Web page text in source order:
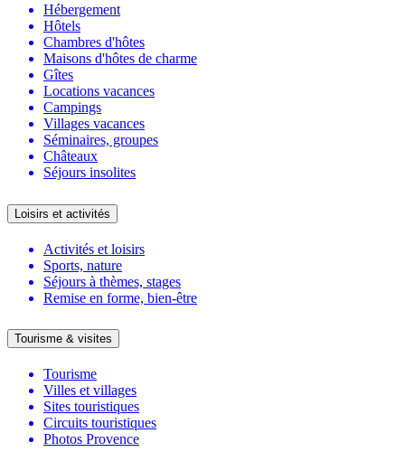
Hébergement
Hôtels
Chambres d'hôtes
Maisons d'hôtes de charme
Gîtes
Locations vacances
Campings
Villages vacances
Séminaires, groupes
Châteaux
Séjours insolites
Loisirs et activités
Activités et loisirs
Sports, nature
Séjours à thèmes, stages
Remise en forme, bien-être
Tourisme & visites
Tourisme
Villes et villages
Sites touristiques
Circuits touristiques
Photos Provence